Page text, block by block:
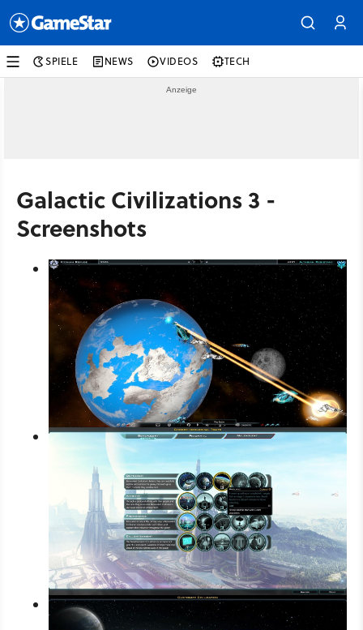
SPIELE NEWS VIDEOS TECH
Galactic Civilizations 3 -
Screenshots